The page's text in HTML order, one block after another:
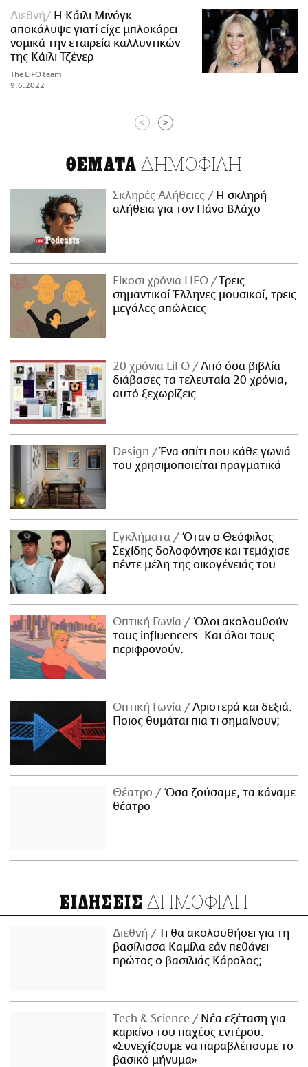
Διεθνή
Η Κάιλι Μινόγκ
αποκάλυψε γιατί είχε μπλοκάρει
νομικά την εταιρεία καλλυντικών
της Κάιλι Τζένερ
The LiFO team
9.6.2022
< >
ΘΕΜΑΤΑ ΔΗΜΟΦΙΛΗ
Σκληρές Αλήθειες
H σκληρή
αλήθεια για τον Πάνο Βλάχο
Είκοσι χρόνια LIFO
Tρεις
σημαντικοί Έλληνες μουσικοί, τρεις
μεγάλες απώλειες
20 χρόνια LiFO
Από όσα βιβλία
διάβασες τα τελευταία 20 χρόνια,
αυτό ξεχωρίζεις
Design
Ένα σπίτι που κάθε γωνιά
του χρησιμοποιείται πραγματικά
Εγκλήματα
Όταν ο Θεόφιλος
Σεχίδης δολοφόνησε και τεμάχισε
πέντε μέλη της οικογένειάς του
Οπτική Γωνία
Όλοι ακολουθούν
τους influencers. Και όλοι τους
περιφρονούν.
Οπτική Γωνία
Αριστερά και δεξιά:
Ποιος θυμάται πια τι σημαίνουν;
Θέατρο
Όσα ζούσαμε, τα κάναμε
θέατρο
ΕΙΔΗΣΕΙΣ ΔΗΜΟΦΙΛΗ
Διεθνή
Τι θα ακολουθήσει για τη
βασίλισσα Καμίλα εάν πεθάνει
πρώτος ο βασιλιάς Κάρολος;
Τech & Science
Νέα εξέταση για
καρκίνο του παχέος εντέρου:
«Συνεχίζουμε να παραβλέπουμε το
βασικό μήνυμα»